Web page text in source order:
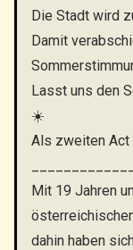
Die Stadt wird
Damit
Lasst uns den
☀️
Als zweiten Act
Mit 19 Jahren
dahin haben